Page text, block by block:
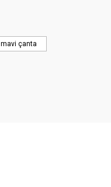
mavi çanta